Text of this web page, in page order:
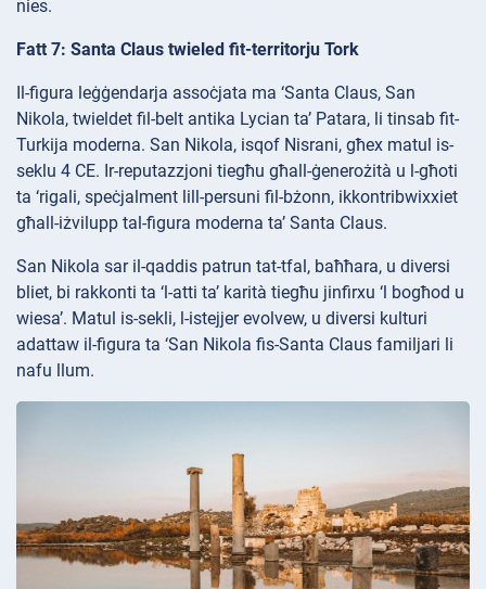
nies.
Fatt 7: Santa Claus twieled fit-territorju Tork
Il-figura leġġendarja assoċjata ma ‘Santa Claus, San
Nikola, twieldet fil-belt antika Lycian ta’ Patara, li tinsab fit-
Turkija moderna. San Nikola, isqof Nisrani, għex matul is-
seklu 4 CE. Ir-reputazzjoni tiegħu għall-ġenerożità u l-għoti
ta ‘rigali, speċjalment lill-persuni fil-bżonn, ikkontribwixxiet
għall-iżvilupp tal-figura moderna ta’ Santa Claus.
San Nikola sar il-qaddis patrun tat-tfal, baħħara, u diversi
bliet, bi rakkonti ta ‘l-atti ta’ karità tiegħu jinfirxu ‘l bogħod u
wiesa’. Matul is-sekli, l-istejjer evolvew, u diversi kulturi
adattaw il-figura ta ‘San Nikola fis-Santa Claus familjari li
nafu llum.